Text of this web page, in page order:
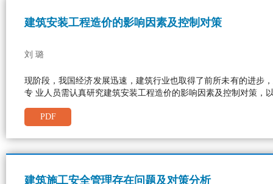
建筑安装工程造价的影响因素及控制对策
刘 璐
现阶段，我国经济发展迅速，建筑行业也取得了前所未有的进步
专 业人员需认真研究建筑安装工程造价的影响因素及控制对策，
PDF
建筑施工安全管理存在问题及对策分析